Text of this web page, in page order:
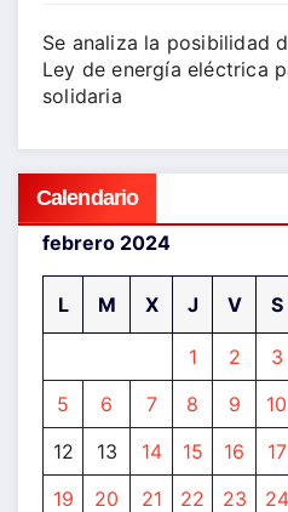
Se analiza la posibilidad
Ley de energía eléctrica
solidaria
Calendario
febrero 2024
L M X J V S
1 2 3
5
6 7 8 9 10
12
13 14 15 16 17
19
20 21 22 23 24